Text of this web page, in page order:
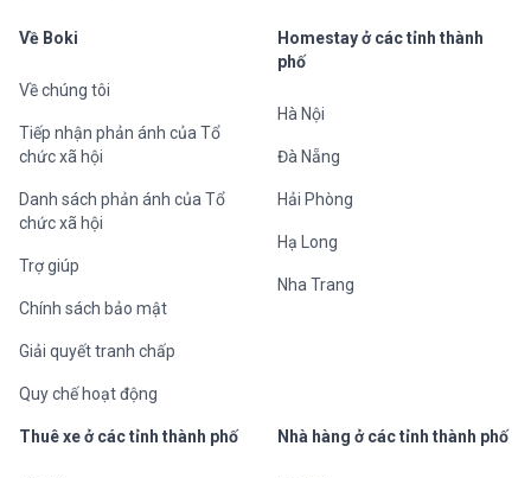
Về Boki
Về chúng tôi
Tiếp nhận phản ánh của Tổ
chức xã hội
Danh sách phản ánh của Tổ
chức xã hội
Trợ giúp
Chính sách bảo mật
Giải quyết tranh chấp
Quy chế hoạt động
Homestay ở các tỉnh thành
phố
Hà Nội
Đà Nẵng
Hải Phòng
Hạ Long
Nha Trang
Thuê xe ở các tỉnh thành phố Nhà hàng ở các tỉnh thành phố